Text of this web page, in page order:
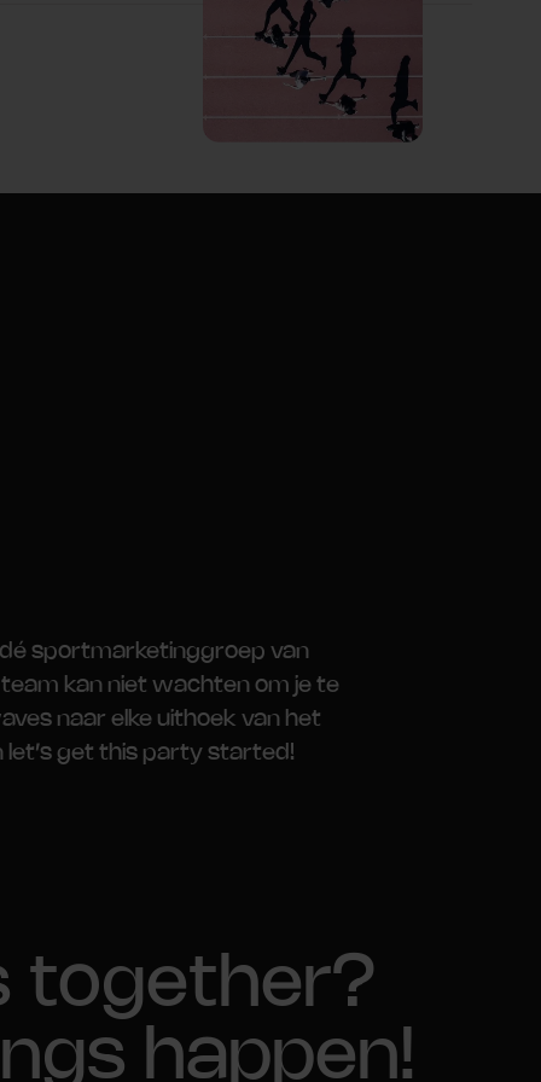
sportmarketinggroep van
kan niet wachten om je te
naar elke uithoek van het
let’s get this party started!
together?
happen!